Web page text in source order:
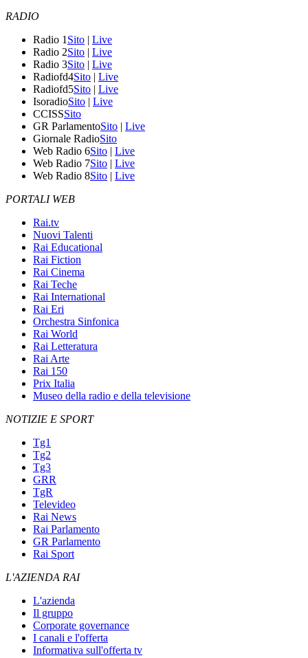
RADIO
Radio 1 Sito | Live
Radio 2Sito | Live
Radio 3Sito | Live
Radiofd4Sito | Live
Radiofd5Sito | Live
IsoradioSito | Live
CCISSSito
GR ParlamentoSito | Live
Giornale RadioSito
Web Radio 6Sito | Live
Web Radio 7Sito | Live
Web Radio 8Sito | Live
PORTALI WEB
Rai.tv
Nuovi Talenti
Rai Educational
Rai Fiction
Rai Cinema
Rai Teche
Rai International
Rai Eri
Orchestra Sinfonica
Rai World
Rai Letteratura
Rai Arte
Rai 150
Prix Italia
Museo della radio e della televisione
NOTIZIE E SPORT
Tg1
Tg2
Tg3
GRR
TgR
Televideo
Rai News
Rai Parlamento
GR Parlamento
Rai Sport
L'AZIENDA RAI
L'azienda
Il gruppo
Corporate governance
I canali e l'offerta
Informativa sull'offerta tv